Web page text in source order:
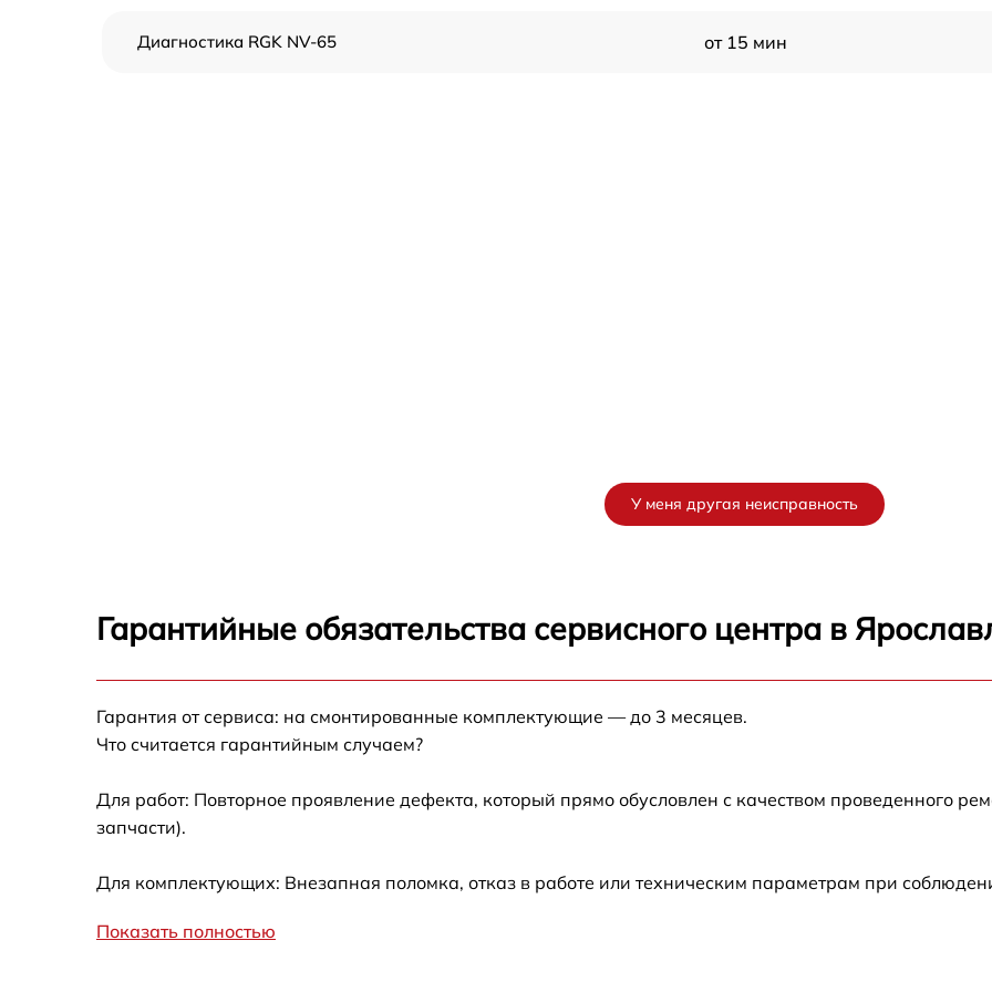
Диагностика RGK NV-65 от 15 мин
У меня другая неисправность
Гарантийные обязательства сервисного центра в
Гарантия от сервиса: на смонтированные комплектующие — до 3 месяцев.
Что считается гарантийным случаем?
Для работ: Повторное проявление дефекта, который прямо обусловлен с качеством проведенного
запчасти).
Для комплектующих: Внезапная поломка, отказ в работе или техническим параметрам при
Показать полностью